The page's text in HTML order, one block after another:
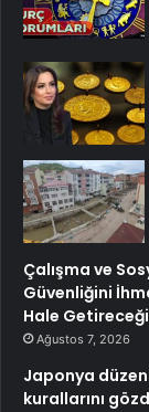
Çalışma ve
Güvenliğini
Hale
Ağustos 7, 2026
Japonya
kurallarını